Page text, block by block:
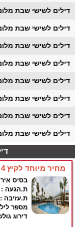
דילים לשישי שבת
דילים לשישי שבת
דילים לשישי שבת
דילים לשישי שבת
דילים לשישי שבת
דילים לשישי שבת
דילים לשישי שבת
דילים לשישי שבת
מחיר מיוחד לקיץ 4 לילות כולל חצי פנסיון
בסיס
ת.הגעה :
ת.עזיבה :
מספר
דירוג